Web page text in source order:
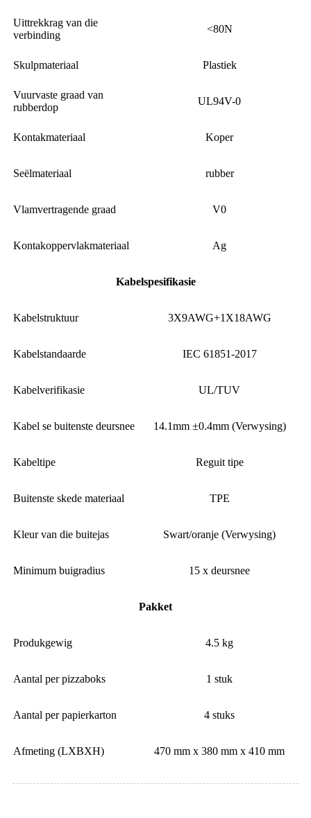
Uittrekkrag van die
verbinding
<80N
Skulpmateriaal Plastiek
Vuurvaste graad van
rubberdop
UL94V-0
Kontakmateriaal Koper
Seëlmateriaal rubber
Vlamvertragende graad V0
Kontakoppervlakmateriaal Ag
Kabelspesifikasie
Kabelstruktuur 3X9AWG+1X18AWG
Kabelstandaarde IEC 61851-2017
Kabelverifikasie UL/TUV
Kabel se buitenste deursnee 14.1mm ±0.4mm (Verwysing)
Kabeltipe Reguit tipe
Buitenste skede materiaal TPE
Kleur van die buitejas Swart/oranje (Verwysing)
Minimum buigradius 15 x deursnee
Pakket
Produkgewig 4.5 kg
Aantal per pizzaboks 1 stuk
Aantal per papierkarton 4 stuks
Afmeting (LXBXH) 470 mm x 380 mm x 410 mm